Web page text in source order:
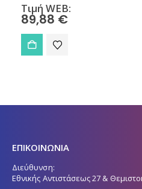
Τιμή WEB:
89,88 €
ΕΠΙΚΟΙΝΩΝΙΑ
Διεύθυνση:
Εθνικής Αντιστάσεως 27 &